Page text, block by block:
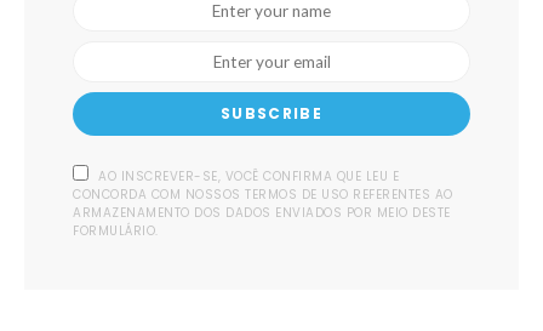
SUBSCRIBE
AO INSCREVER-SE, VOCÊ CONFIRMA QUE LEU E
CONCORDA COM NOSSOS TERMOS DE USO REFERENTES AO
ARMAZENAMENTO DOS DADOS ENVIADOS POR MEIO DESTE
FORMULÁRIO.